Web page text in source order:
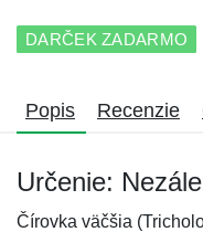
DARČEK ZADARMO
Popis Recenzie
Určenie:
Čírovka väčšia